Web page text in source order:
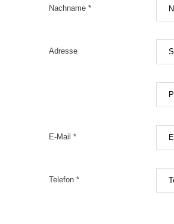
Nachname *
Adresse
E-Mail *
Telefon *